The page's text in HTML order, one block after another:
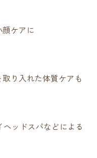
ケアに
り入れた体質ケアも
ッドスパなどによる